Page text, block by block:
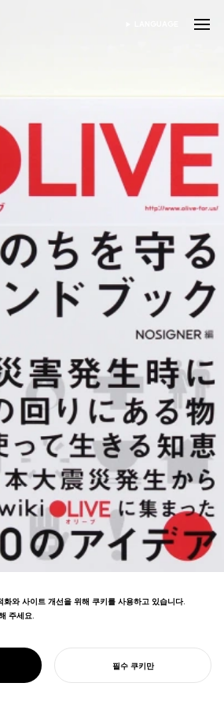
SELECT LANGUAGE
위키 사이트를 런칭하여 수백만 명의 사용자
에게 도달했습니다.
와 사이트 개선을 위해 쿠키를 사용하고 있습니다.
주세요.
필수 쿠키만